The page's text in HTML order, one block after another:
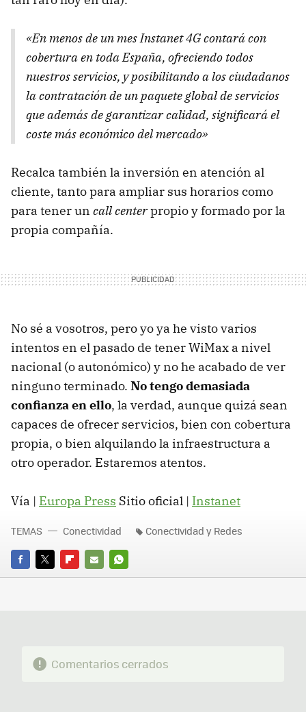
«En menos de un mes Instanet 4G contará con
cobertura en toda España, ofreciendo todos
nuestros servicios, y posibilitando a los ciudadanos
la contratación de un paquete global de servicios
que además de garantizar calidad, significará el
coste más económico del mercado»
Recalca también la inversión en atención al
cliente, tanto para ampliar sus horarios como
para tener un call centerpropio y formado por la
propia compañía.
No sé a vosotros, pero yo ya he visto varios
intentos en el pasado de tener WiMax a nivel
nacional (o autonómico) y no he acabado de ver
ninguno terminado. No tengo demasiada
confianza en ello, la verdad, aunque quizá sean
capaces de ofrecer servicios, bien con cobertura
propia, o bien alquilando la infraestructura a
otro operador. Estaremos atentos.
Vía | Europa Press Sitio oficial | Instanet
FACEBOOK
TWITTERFLIPBOARD
E-
WHATSAPP
TEMAS Conectividad Conectividad y Redes
Comentarios cerrados